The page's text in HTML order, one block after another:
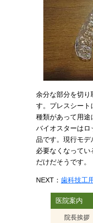
余分な部分を切り
す。プレスシート
種類があって用途
バイオスターはロ
品です。現行モデ
必要なくなって
だけだそうです。
NEXT： 歯科技工
医院案内
院長挨拶